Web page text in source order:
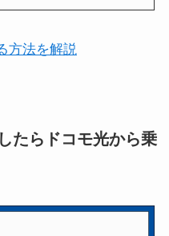
方法を解説
たらドコモ光から乗